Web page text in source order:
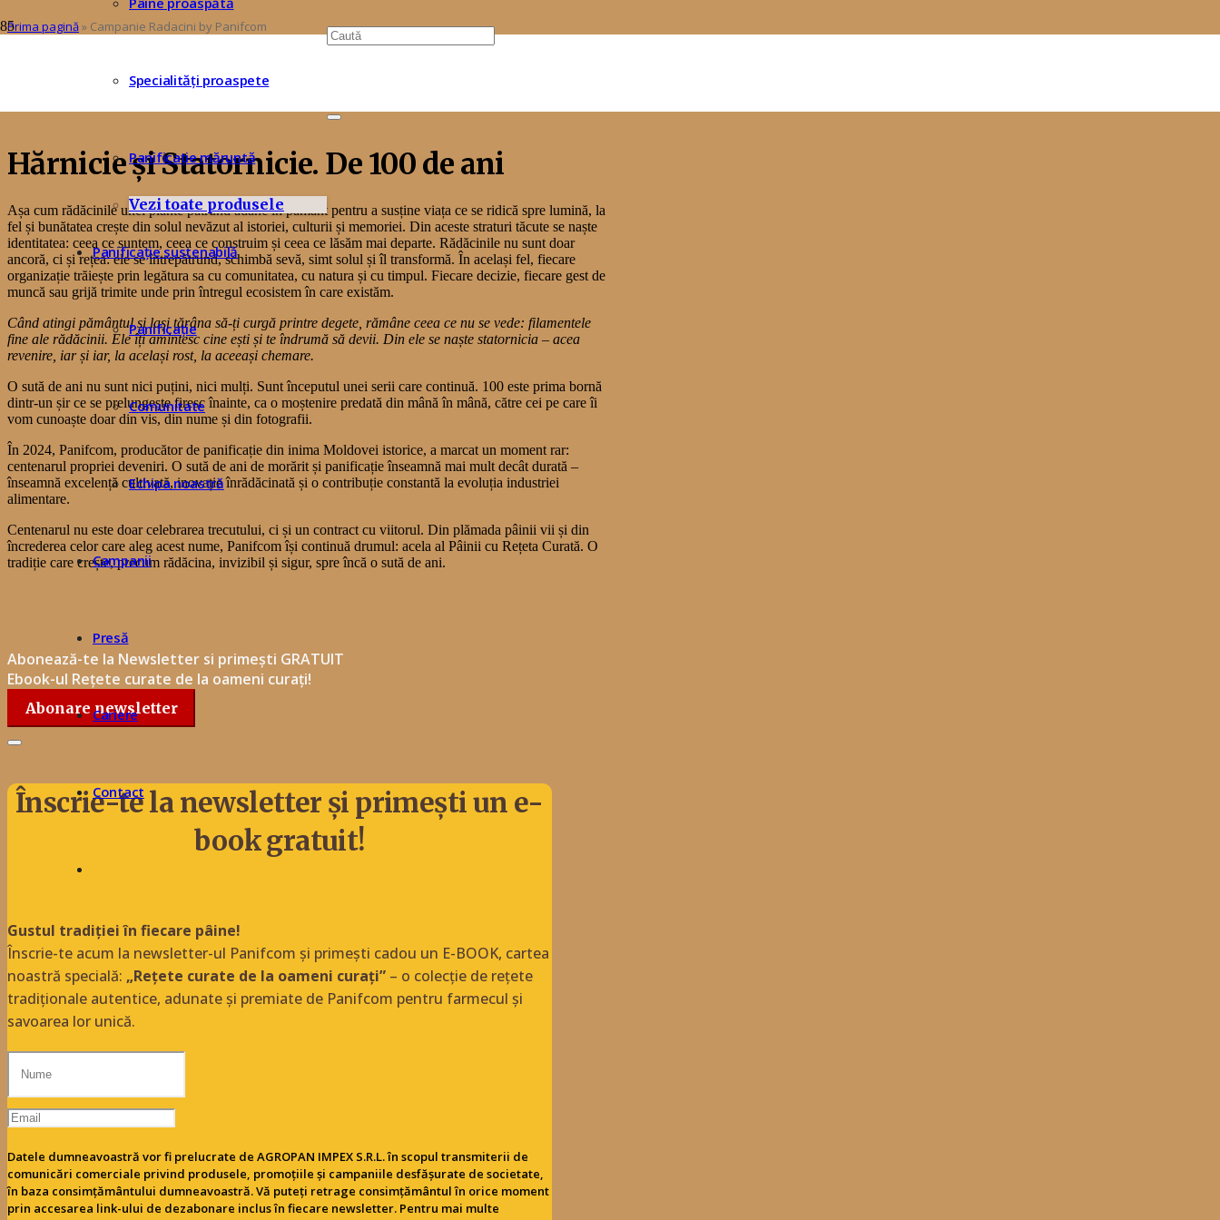
Specialități proaspete
Panificație măruntă
Vezi toate produsele
Panificație sustenabilă
Panificație
Comunitate
Echipa noastră
Campanii
Presă
Cariere
Contact
Prima pagină» Campanie Radacini by Panifcom
Rădăcini
Hărnicie și Statornicie. De 100 de ani
Așa cum rădăcinile unei plante pătrund adânc în pământ pentru a susține viața ce se ridică spre lumină, la
fel și bunătatea crește din solul nevăzut al istoriei, culturii și memoriei. Din aceste straturi tăcute se naște
identitatea: ceea ce suntem, ceea ce construim și ceea ce lăsăm mai departe. Rădăcinile nu sunt doar
ancoră, ci și rețea: ele se întrepătrund, schimbă sevă, simt solul și îl transformă. În același fel, fiecare
organizație trăiește prin legătura sa cu comunitatea, cu natura și cu timpul. Fiecare decizie, fiecare gest de
muncă sau grijă trimite unde prin întregul ecosistem în care existăm.
Când atingi pământul și lași țărâna să-ți curgă printre degete, rămâne ceea ce nu se vede: filamentele
fine ale rădăcinii. Ele îți amintesc cine ești și te îndrumă să devii. Din ele se naște statornicia – acea
revenire, iar și iar, la același rost, la aceeași chemare.
O sută de ani nu sunt nici puțini, nici mulți. Sunt începutul unei serii care continuă. 100 este prima bornă
dintr-un șir ce se prelungește firesc înainte, ca o moștenire predată din mână în mână, către cei pe care îi
vom cunoaște doar din vis, din nume și din fotografii.
În 2024, Panifcom, producător de panificație din inima Moldovei istorice, a marcat un moment rar:
centenarul propriei deveniri. O sută de ani de morărit și panificație înseamnă mai mult decât durată –
înseamnă excelență cultivată, inovație înrădăcinată și o contribuție constantă la evoluția industriei
alimentare.
Centenarul nu este doar celebrarea trecutului, ci și un contract cu viitorul. Din plămada pâinii vii și din
încrederea celor care aleg acest nume, Panifcom își continuă drumul: acela al Pâinii cu Rețeta Curată. O
tradiție care crește, precum rădăcina, invizibil și sigur, spre încă o sută de ani.
Abonează-te la Newsletter si primești GRATUIT
Ebook-ul Rețete curate de la oameni curați!
Abonare newsletter
Înscrie-te la newsletter și primești un e-
book gratuit!
Gustul tradiției în fiecare pâine!
Înscrie-te acum la newsletter-ul Panifcom și primești cadou un E-BOOK, cartea
noastră specială: „Rețete curate de la oameni curați” – o colecție de rețete
tradiționale autentice, adunate și premiate de Panifcom pentru farmecul și
savoarea lor unică.
Datele dumneavoastră vor fi prelucrate de AGROPAN IMPEX S.R.L. în scopul transmiterii de
comunicări comerciale privind produsele, promoțiile și campaniile desfășurate de societate,
în baza consimțământului dumneavoastră. Vă puteți retrage consimțământul în orice moment
prin accesarea link-ului de dezabonare inclus în fiecare newsletter. Pentru mai multe